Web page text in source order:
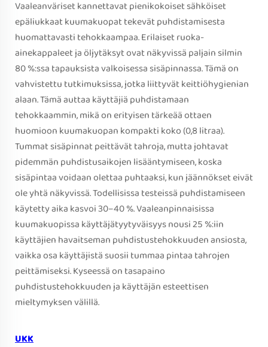
Vaaleanväriset kannettavat pienikokoiset sähköiset
epäliukkaat kuumakuopat tekevät puhdistamisesta
huomattavasti tehokkaampaa. Erilaiset ruoka-
ainekappaleet ja öljytäksyt ovat näkyvissä paljain silmin
80 %:ssa tapauksista valkoisessa sisäpinnassa. Tämä on
vahvistettu tutkimuksissa, jotka liittyvät keittiöhygienian
alaan. Tämä auttaa käyttäjiä puhdistamaan
tehokkaammin, mikä on erityisen tärkeää ottaen
huomioon kuumakuopan kompakti koko (0,8 litraa).
Tummat sisäpinnat peittävät tahroja, mutta johtavat
pidemmän puhdistusaikojen lisääntymiseen, koska
sisäpintaa voidaan olettaa puhtaaksi, kun jäännökset eivät
ole yhtä näkyvissä. Todellisissa testeissä puhdistamiseen
käytetty aika kasvoi 30–40 %. Vaaleanpinnaisissa
kuumakuopissa käyttäjätyytyväisyys nousi 25 %:iin
käyttäjien havaitseman puhdistustehokkuuden ansiosta,
vaikka osa käyttäjistä suosii tummaa pintaa tahrojen
peittämiseksi. Kyseessä on tasapaino
puhdistustehokkuuden ja käyttäjän esteettisen
mieltymyksen välillä.
UKK